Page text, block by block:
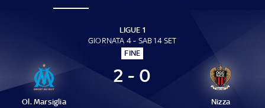
LIGUE 1
GIORNATA 4 - SAB 14 SET
FINE
Ol. Marsiglia
2 - 0
Nizza